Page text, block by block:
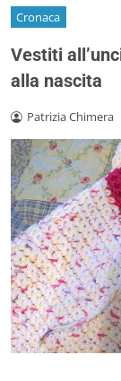
Cronaca
Vestiti
alla nascita
Patrizia Chimera